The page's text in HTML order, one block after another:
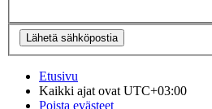
Etusivu
Kaikki ajat ovatUTC+03:00
Poista evästeet